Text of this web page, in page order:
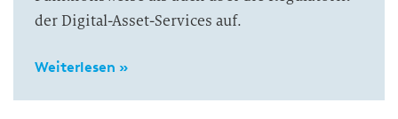
der Digital-Asset-Services auf.
Weiterlesen »